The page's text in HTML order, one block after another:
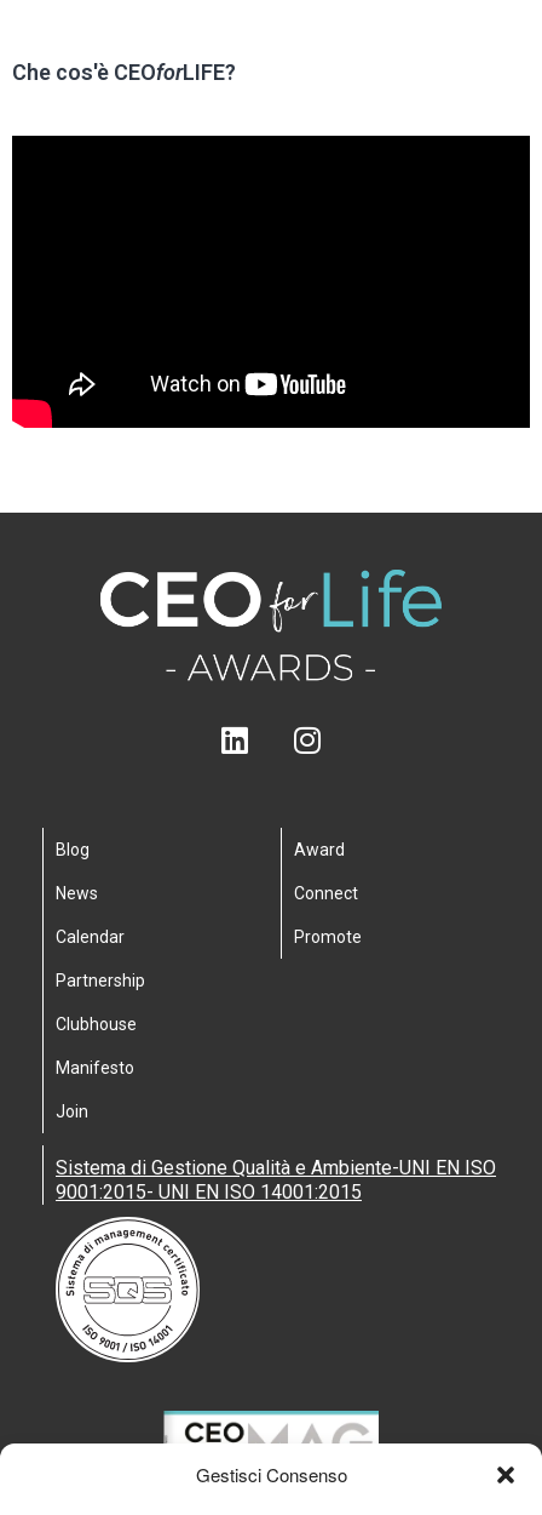
Gestisci Consenso
Che cos'è CEOforLIFE?
Blog
News
Calendar
Partnership
Clubhouse
Manifesto
Join
Award
Connect
Promote
Sistema di Gestione Qualità e Ambiente-UNI EN ISO
9001:2015- UNI EN ISO 14001:2015